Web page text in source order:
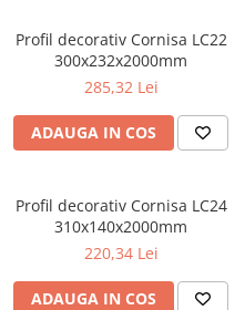
Profil decorativ Cornisa LC22
300x232x2000mm
285,32 Lei
ADAUGA IN COS
Profil decorativ Cornisa LC24
310x140x2000mm
220,34 Lei
ADAUGA IN COS